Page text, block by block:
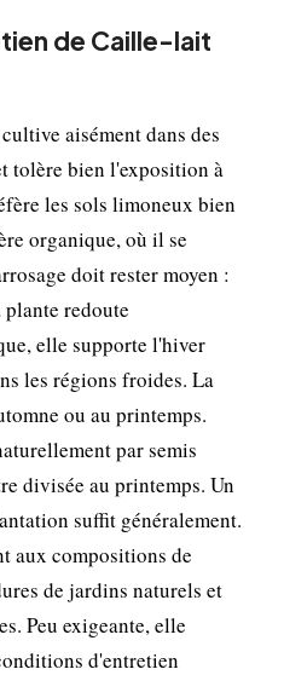
de Caille-lait
aisément dans des
tolère bien l'exposition à
les sols limoneux bien
organique, où il se
doit rester moyen :
plante redoute
elle supporte l'hiver
les régions froides. La
ou au printemps.
par semis
divisée au printemps. Un
suffit généralement.
aux compositions de
de jardins naturels et
Peu exigeante, elle
d'entretien